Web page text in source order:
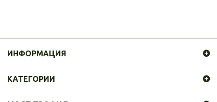
ИНФОРМАЦИЯ
КАТЕГОРИИ